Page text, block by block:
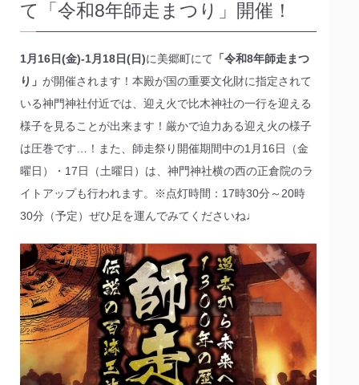
て「令和8年師走まつり」開催！
1月16日(金)‐1月18日(日)に美郷町にて
「令和8年師走まつ
り」 が開催されます！本殿が国の重要文化財に指定されて
いる神門神社付近では、迎え火で比木神社の一行を迎える
様子を見ることが出来ます！厳かで迫力ある迎え火の様子
は圧巻です…！また、師走祭り開催期間中の1月16日（金
曜日）・17日（土曜日）は、神門神社横の西の正倉院のラ
イトアップも行われます。※点灯時間：17時30分～20時
30分（予定）ぜひ足を運んでみてくださいね♩